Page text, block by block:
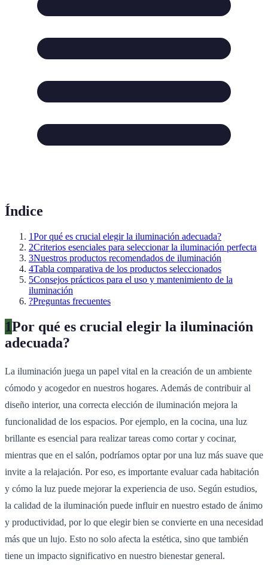
Índice
1Por qué es crucial elegir la iluminación adecuada?
2Criterios esenciales para seleccionar la iluminación perfecta
3Nuestros productos recomendados de iluminación
4Tabla comparativa de los productos seleccionados
5Consejos prácticos para el uso y mantenimiento de la
iluminación
?Preguntas frecuentes
1Por qué es crucial elegir la iluminación
adecuada?
La iluminación juega un papel vital en la creación de un ambiente
cómodo y acogedor en nuestros hogares. Además de contribuir al
diseño interior, una correcta elección de iluminación mejora la
funcionalidad de los espacios. Por ejemplo, en la cocina, una luz
brillante es esencial para realizar tareas como cortar y cocinar,
mientras que en el salón, podríamos optar por una luz más suave que
invite a la relajación. Por eso, es importante evaluar cada habitación
y cómo la luz puede mejorar la experiencia de uso. Según estudios,
la calidad de la iluminación puede influir en nuestro estado de ánimo
y productividad, por lo que elegir bien se convierte en una necesidad
más que un lujo. Esto no solo afecta la estética, sino que también
tiene un impacto significativo en nuestro bienestar general.